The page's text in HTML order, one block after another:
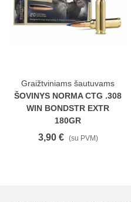
Graižtviniams šautuvams
ŠOVINYS NORMA CTG .308
WIN BONDSTR EXTR
180GR
3,90 € (su PVM)